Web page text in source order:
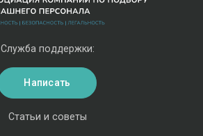
Статьи и советы
Служба поддержки:
Написать